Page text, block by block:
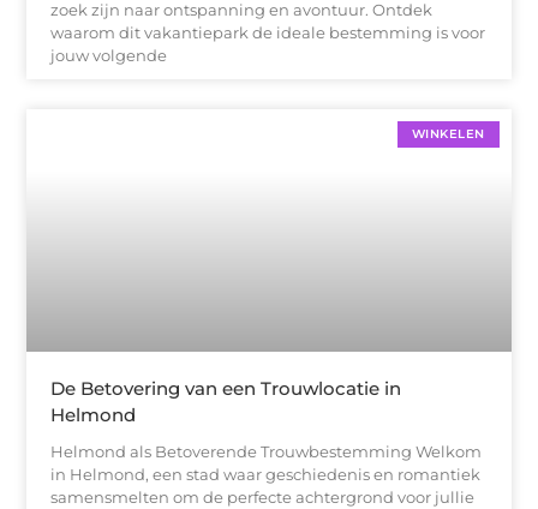
zoek zijn naar ontspanning en avontuur. Ontdek
waarom dit vakantiepark de ideale bestemming is voor
jouw volgende
WINKELEN
De Betovering van een Trouwlocatie in
Helmond
Helmond als Betoverende Trouwbestemming Welkom
in Helmond, een stad waar geschiedenis en romantiek
samensmelten om de perfecte achtergrond voor jullie